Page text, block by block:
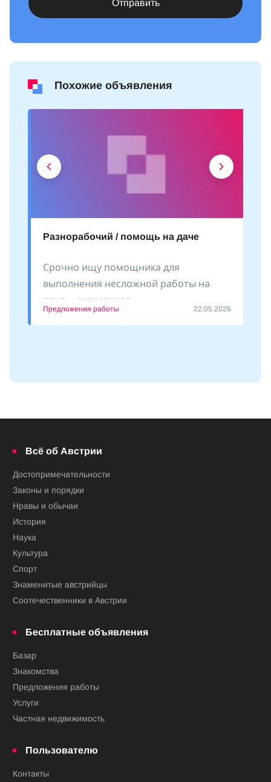
Отправить
Похожие объявления
Разнорабочий / помощь на даче
Срочно ищу помощника для
выполнения несложной работы на
даче - «муж на час»
Предложения работы 22.05.2026
Всё об Австрии
Достопримечательности
Законы и порядки
Нравы и обычаи
История
Наука
Культура
Спорт
Знаменитые австрийцы
Соотечественники в Австрии
Бесплатные объявления
Базар
Знакомства
Предложения работы
Услуги
Частная недвижимость
Пользователю
Контакты